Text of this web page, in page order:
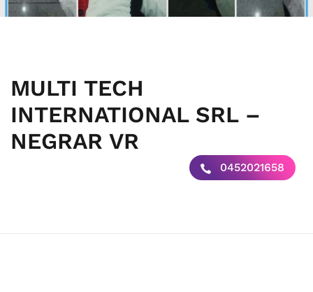
MULTI TECH
INTERNATIONAL SRL –
NEGRAR VR
0452021658